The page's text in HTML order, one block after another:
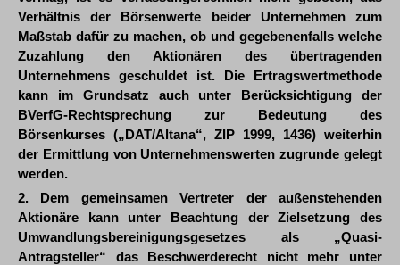
Verhältnis der Börsenwerte beider Unternehmen zum
Maßstab dafür zu machen, ob und gegebenenfalls welche
Zuzahlung den Aktionären des übertragenden
Unternehmens geschuldet ist. Die Ertragswertmethode
kann im Grundsatz auch unter Berücksichtigung der
BVerfG-Rechtsprechung zur Bedeutung des
Börsenkurses („DAT/Altana“, ZIP 1999, 1436) weiterhin
der Ermittlung von Unternehmenswerten zugrunde gelegt
werden.
2. Dem gemeinsamen Vertreter der außenstehenden
Aktionäre kann unter Beachtung der Zielsetzung des
Umwandlungsbereinigungsgesetzes als „Quasi-
Antragsteller“ das Beschwerderecht nicht mehr unter